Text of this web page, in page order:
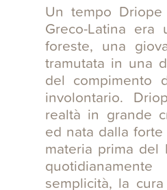
Un tempo
Greco-Latina
foreste, una
tramutata in una
del compimento
involontario.
realtà in grande
ed nata dalla
materia prima
semplicità, la